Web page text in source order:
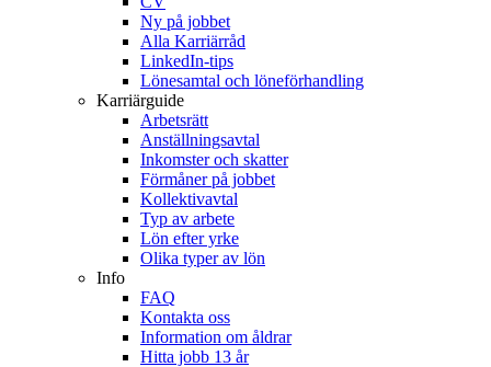
Ny på jobbet
Alla Karriärråd
LinkedIn-tips
Lönesamtal och löneförhandling
Karriärguide
Arbetsrätt
Anställningsavtal
Inkomster och skatter
Förmåner på jobbet
Kollektivavtal
Typ av arbete
Lön efter yrke
Olika typer av lön
Info
FAQ
Kontakta oss
Information om åldrar
Hitta jobb 13 år